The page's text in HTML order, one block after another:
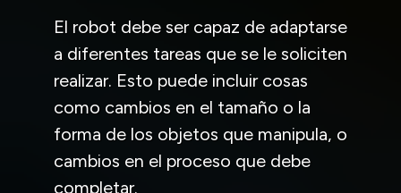
El robot debe ser capaz de adaptarse
a diferentes tareas que se le soliciten
realizar. Esto puede incluir cosas
como cambios en el tamaño o la
forma de los objetos que manipula, o
cambios en el proceso que debe
completar.